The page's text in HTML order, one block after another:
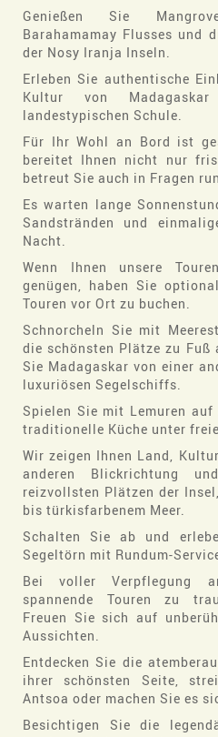
Genießen Sie
Barahamamay Flusses und
der Nosy Iranja Inseln.
Erleben Sie authentische
Kultur von
landestypischen Schule.
Für Ihr Wohl an Bord ist
bereitet Ihnen nicht nur
betreut Sie auch in Fragen
Es warten lange
Sandstränden und
Nacht.
Wenn Ihnen unsere
genügen, haben Sie
Touren vor Ort zu buchen.
Schnorcheln Sie mit
die schönsten Plätze zu Fuß
Sie Madagaskar von einer
luxuriösen Segelschiffs.
Spielen Sie mit Lemuren
traditionelle Küche unter
Wir zeigen Ihnen Land,
anderen Blickrichtung
reizvollsten Plätzen der
bis türkisfarbenem Meer.
Schalten Sie ab und
Segeltörn mit Rundum-
Bei voller Verpflegung
spannende Touren zu
Freuen Sie sich auf
Aussichten.
Entdecken Sie die
ihrer schönsten Seite,
Antsoa oder machen Sie es
Besichtigen Sie die